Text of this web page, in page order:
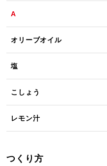
A
オリーブオイル
塩
こしょう
レモン汁
つくり方